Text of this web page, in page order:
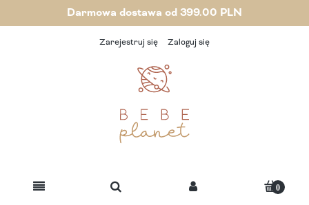
Darmowa dostawa od 399.00 PLN
Zarejestruj się Zaloguj się